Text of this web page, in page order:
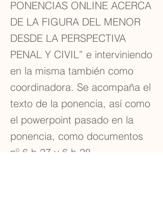
PONENCIAS ONLINE ACERCA
DE LA FIGURA DEL MENOR
DESDE LA PERSPECTIVA
PENAL Y CIVIL” e interviniendo
en la misma también como
coordinadora. Se acompaña el
texto de la ponencia, así como
el powerpoint pasado en la
ponencia, como documentos
nº 6.h.27 y 6.h.28.